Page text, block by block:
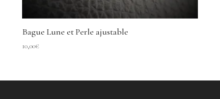
Bague Lune et Perle ajustable
10,00€